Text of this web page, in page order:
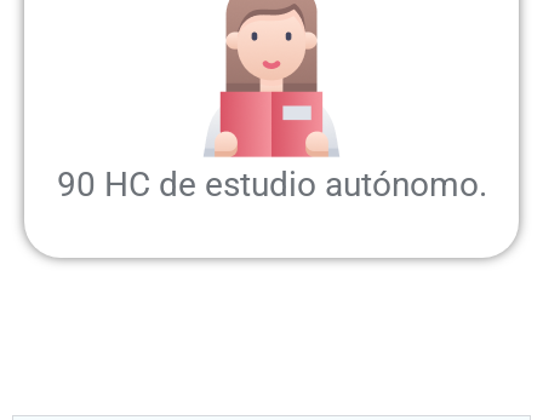
90 HC de estudio autónomo.